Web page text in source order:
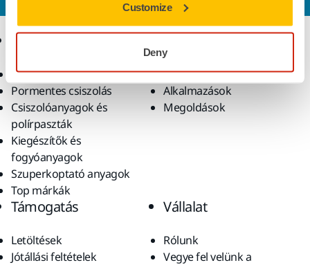
Customize
Deny
Termékek
Elektromos szerszámok
Pormentes csiszolás
Csiszolóanyagok és
polírpaszták
Kiegészítők és
fogyóanyagok
Szuperkoptató anyagok
Top márkák
Iparágak
Alkalmazások
Megoldások
Támogatás
Letöltések
Jótállási feltételek
Vállalat
Rólunk
Vegye fel velünk a